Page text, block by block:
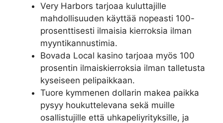
Very Harbors tarjoaa kuluttajille
mahdollisuuden käyttää nopeasti 100-
prosenttisesti ilmaisia ​​kierroksia ilman
myyntikannustimia.
Bovada Local kasino tarjoaa myös 100
prosentin ilmaiskierroksia ilman talletusta
kyseiseen pelipaikkaan.
Tuore kymmenen dollarin makea paikka
pysyy houkuttelevana sekä muille
osallistujille että uhkapeliyrityksille, ja